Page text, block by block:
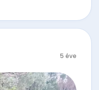
5 éve